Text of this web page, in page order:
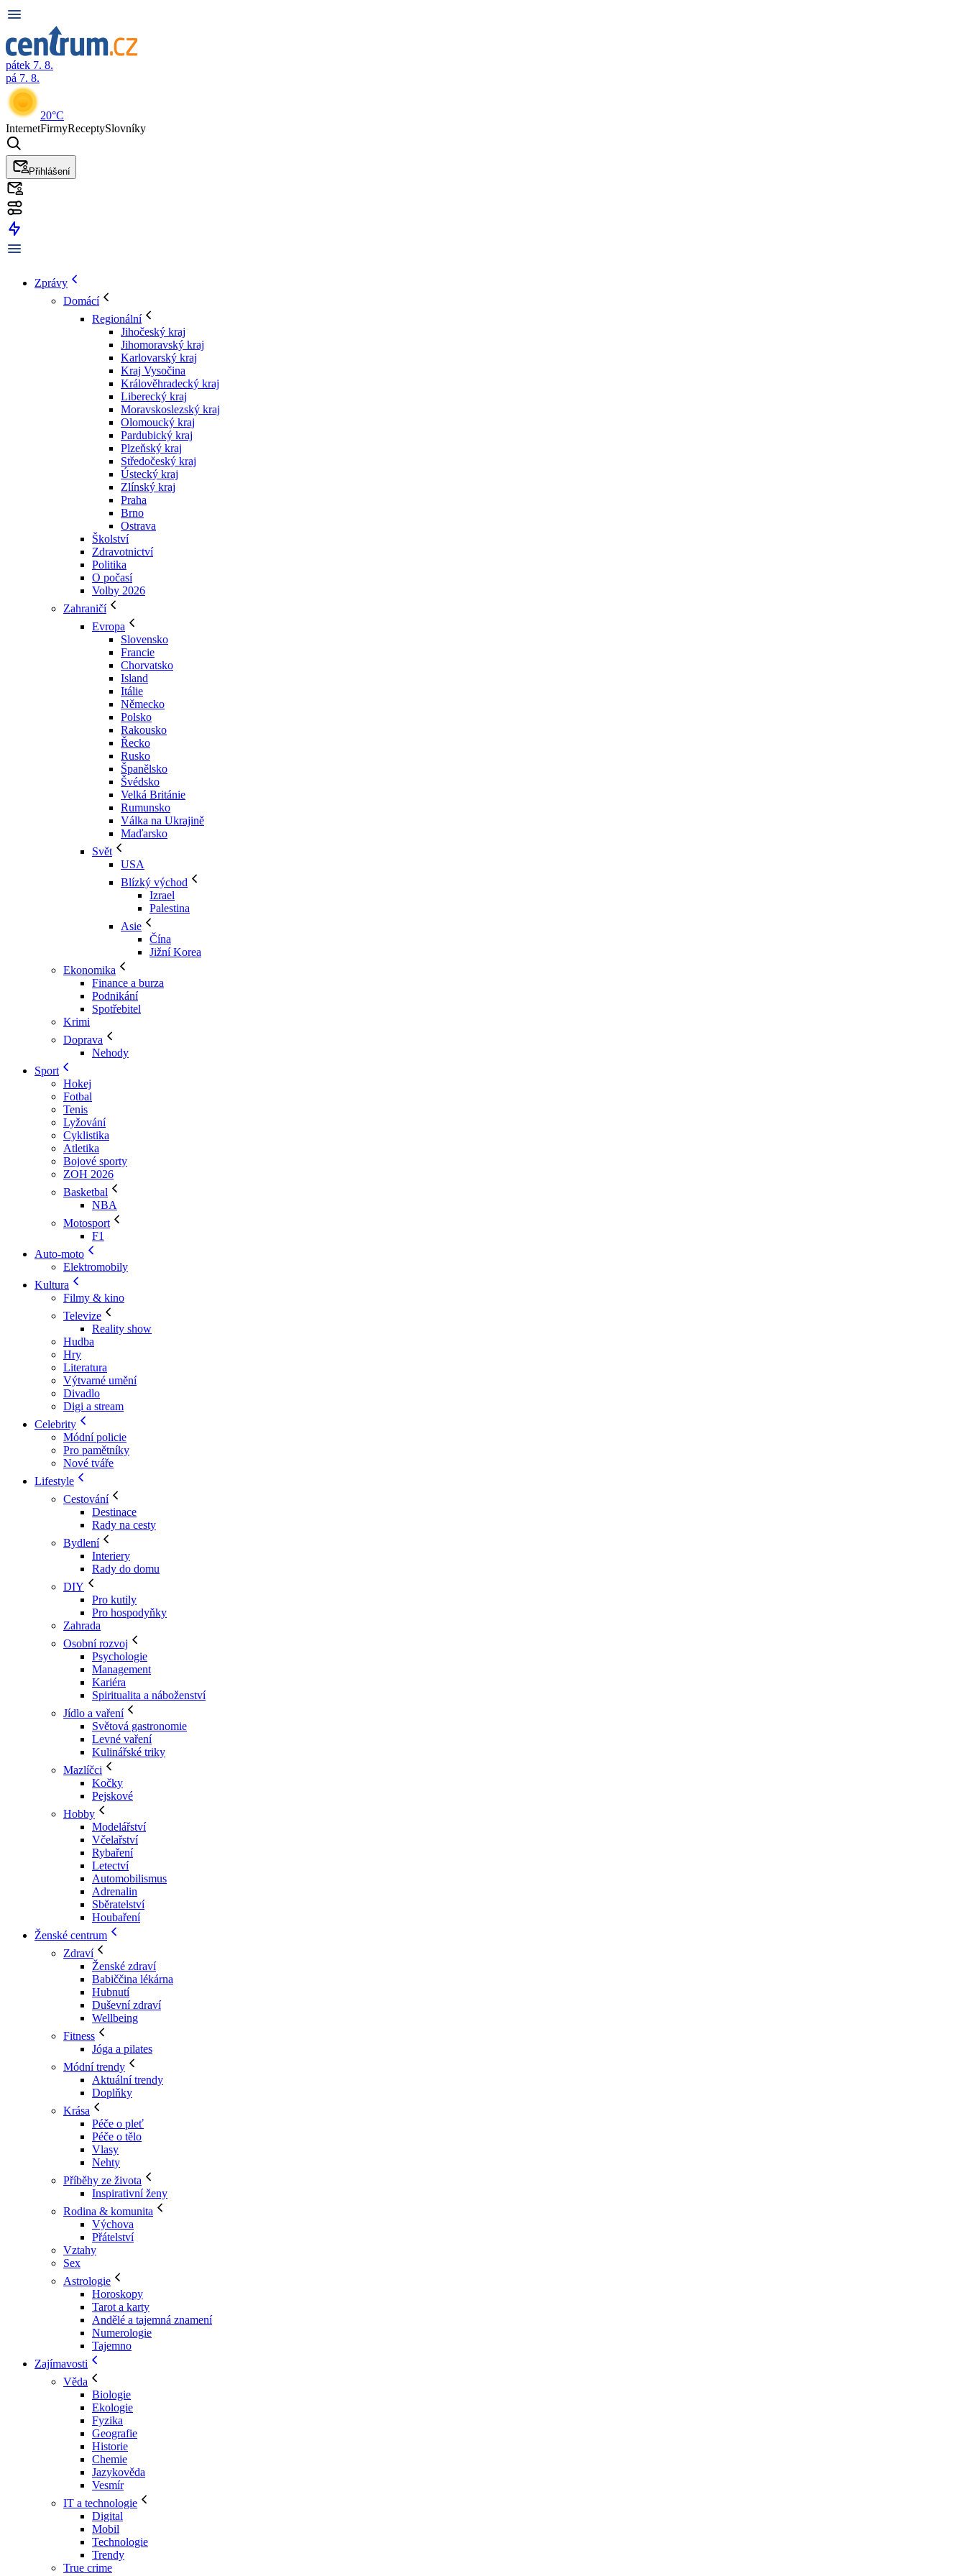
pátek 7. 8.
pá 7. 8.
20°C
InternetFirmyReceptySlovníky
Přihlášení
Zprávy
Domácí
Regionální
Jihočeský kraj
Jihomoravský kraj
Karlovarský kraj
Kraj Vysočina
Králověhradecký kraj
Liberecký kraj
Moravskoslezský kraj
Olomoucký kraj
Pardubický kraj
Plzeňský kraj
Středočeský kraj
Ústecký kraj
Zlínský kraj
Praha
Brno
Ostrava
Školství
Zdravotnictví
Politika
O počasí
Volby 2026
Zahraničí
Evropa
Slovensko
Francie
Chorvatsko
Island
Itálie
Německo
Polsko
Rakousko
Řecko
Rusko
Španělsko
Švédsko
Velká Británie
Rumunsko
Válka na Ukrajině
Maďarsko
Svět
USA
Blízký východ
Izrael
Palestina
Asie
Čína
Jižní Korea
Ekonomika
Finance a burza
Podnikání
Spotřebitel
Krimi
Doprava
Nehody
Sport
Hokej
Fotbal
Tenis
Lyžování
Cyklistika
Atletika
Bojové sporty
ZOH 2026
Basketbal
NBA
Motosport
F1
Auto-moto
Elektromobily
Kultura
Filmy & kino
Televize
Reality show
Hudba
Hry
Literatura
Výtvarné umění
Divadlo
Digi a stream
Celebrity
Módní policie
Pro pamětníky
Nové tváře
Lifestyle
Cestování
Destinace
Rady na cesty
Bydlení
Interiery
Rady do domu
DIY
Pro kutily
Pro hospodyňky
Zahrada
Osobní rozvoj
Psychologie
Management
Kariéra
Spiritualita a náboženství
Jídlo a vaření
Světová gastronomie
Levné vaření
Kulinářské triky
Mazlíčci
Kočky
Pejskové
Hobby
Modelářství
Včelařství
Rybaření
Letectví
Automobilismus
Adrenalin
Sběratelství
Houbaření
Ženské centrum
Zdraví
Ženské zdraví
Babiččina lékárna
Hubnutí
Duševní zdraví
Wellbeing
Fitness
Jóga a pilates
Módní trendy
Aktuální trendy
Doplňky
Krása
Péče o pleť
Péče o tělo
Vlasy
Nehty
Příběhy ze života
Inspirativní ženy
Rodina & komunita
Výchova
Přátelství
Vztahy
Sex
Astrologie
Horoskopy
Tarot a karty
Andělé a tajemná znamení
Numerologie
Tajemno
Zajímavosti
Věda
Biologie
Ekologie
Fyzika
Geografie
Historie
Chemie
Jazykověda
Vesmír
IT a technologie
Digital
Mobil
Technologie
Trendy
True crime